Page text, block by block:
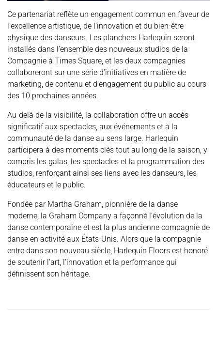
Ce partenariat reflète un engagement commun en faveur de
l’excellence artistique, de l’innovation et du bien-être
physique des danseurs. Les planchers Harlequin seront
installés dans l’ensemble des nouveaux studios de la
Compagnie à Times Square, et les deux compagnies
collaboreront sur une série d’initiatives en matière de
marketing, de contenu et d’engagement du public au cours
des 10 prochaines années.
Au-delà de la visibilité, la collaboration offre un accès
significatif aux spectacles, aux événements et à la
communauté de la danse au sens large. Harlequin
participera à des moments clés tout au long de la saison, y
compris les galas, les spectacles et la programmation des
studios, renforçant ainsi ses liens avec les danseurs, les
éducateurs et le public.
Fondée par Martha Graham, pionnière de la danse
moderne, la Graham Company a façonné l’évolution de la
danse contemporaine et est la plus ancienne compagnie de
danse en activité aux États-Unis. Alors que la compagnie
entre dans son nouveau siècle, Harlequin Floors est honoré
de soutenir l’art, l’innovation et la performance qui
définissent son héritage.